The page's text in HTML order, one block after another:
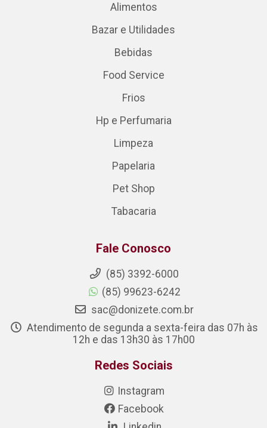
Alimentos
Bazar e Utilidades
Bebidas
Food Service
Frios
Hp e Perfumaria
Limpeza
Papelaria
Pet Shop
Tabacaria
Fale Conosco
(85) 3392-6000
(85) 99623-6242
sac@donizete.com.br
Atendimento de segunda a sexta-feira das 07h às
12h e das 13h30 às 17h00
Redes Sociais
Instagram
Facebook